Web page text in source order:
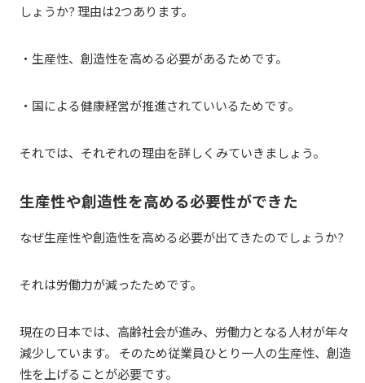
しょうか? 理由は2つあります。
・生産性、創造性を高める必要があるためです。
・国による健康経営が推進されていいるためです。
それでは、それぞれの理由を詳しくみていきましょう。
生産性や創造性を高める必要性ができた
なぜ生産性や創造性を高める必要が出てきたのでしょうか?
それは労働力が減ったためです。
現在の日本では、高齢社会が進み、労働力となる人材が年々
減少しています。 そのため従業員ひとり一人の生産性、創造
性を上げることが必要です。